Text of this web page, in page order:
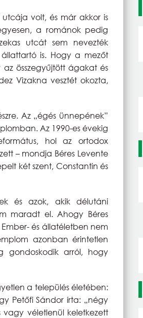
volt, és már akkor is
a románok pedig
utcát sem nevezték
is. Hogy a mezőt
összegyűjtött ágakat és
Vizakna vesztét okozta,
Az „égés ünnepének”
Az 1990-es évekig
hol az ortodox
– mondja Béres Levente
két szent, Constantin és
és azok, akik délutáni
maradt el. Ahogy Béres
és állatéletben nem
azonban érintetlen
gondoskodik arról, hogy
a település életében:
Petőfi Sándor írta: „négy
véletlenül keletkezett